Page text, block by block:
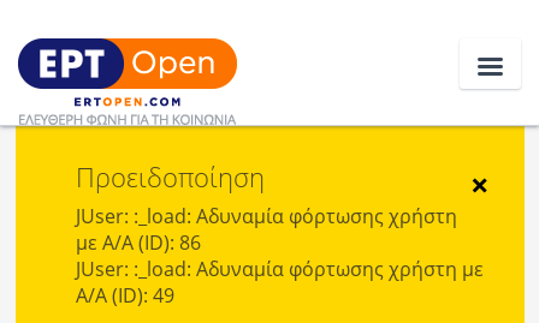
Ειδήσεις
Ελλάδα
Κοινωνία
×
Προειδοποίηση
JUser: :_load: Αδυναμία φόρτωσης χρήστη
με Α/Α (ID): 86
JUser: :_load: Αδυναμία φόρτωσης χρήστη με
Α/Α (ID): 49